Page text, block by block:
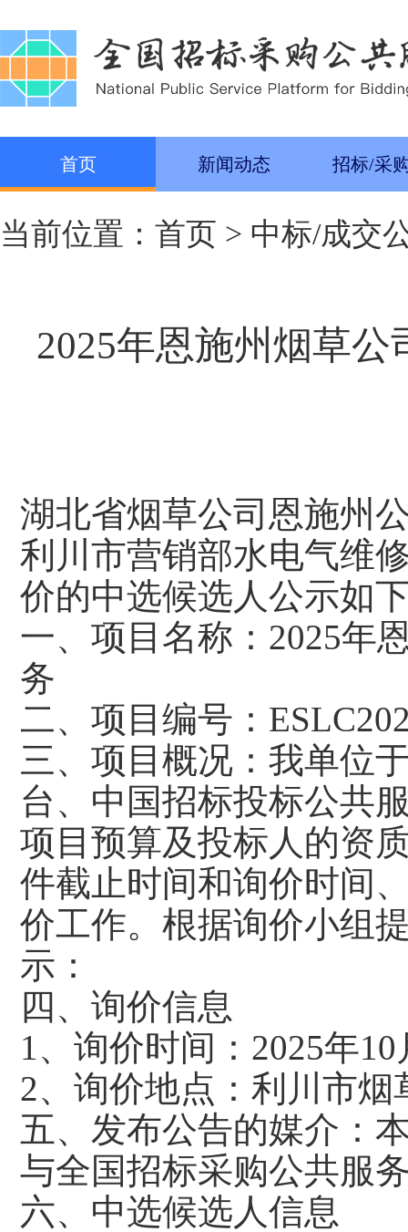
首页 新闻动态 招标/采
当前位置： 首页 > 中标/成交
2025年恩施州烟草
湖北省烟草公司恩施州
利川市营销部水电气维
价的中选候选人公示如
一、项目名称： 2025年
务
二、项目编号：
三、项目概况：我单位
台、中国招标投标公共
项目预算及投标人的资
件截止时间和询价时间
价工作。根据询价小组
示：
四、询价信息
1、询价时间：2025年
2、询价地点：利川市
五、发布公告的媒介：
与全国招标采购公共服
六、中选候选人信息